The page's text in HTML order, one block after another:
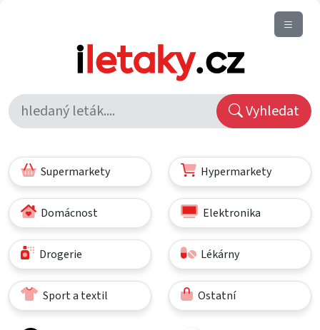
Vyhledat
Supermarkety Hypermarkety
Domácnost Elektronika
Drogerie Lékárny
Sport a textil Ostatní